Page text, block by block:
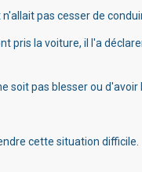
pas cesser de
pris la voiture, il l'a
soit pas blesser ou d'avoir
cette situation difficile.